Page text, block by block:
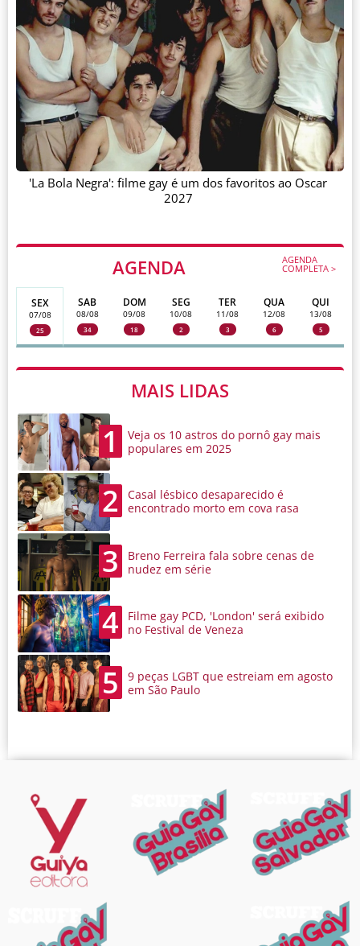
AGENDA AGENDA
COMPLETA >
SEX
07/08
25
SAB
08/08
34
DOM
09/08
18
SEG
10/08
2
TER
11/08
3
QUA
12/08
6
QUI
13/08
5
MAIS LIDAS
1
Veja os 10 astros do pornô gay mais
populares em 2025
2
Casal lésbico desaparecido é
encontrado morto em cova rasa
3
Breno Ferreira fala sobre cenas de
nudez em série
4
Filme gay PCD, 'London' será exibido
no Festival de Veneza
5
9 peças LGBT que estreiam em agosto
em São Paulo
'La Bola Negra': filme gay é um dos favoritos ao Oscar
2027